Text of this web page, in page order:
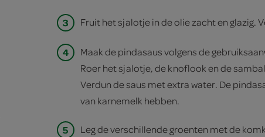
3 Fruit het sjalotje in de olie zacht en glazig.
4
Maak de pindasaus volgens de
Roer het sjalotje, de knoflook en de
Verdun de saus met extra water. De
van karnemelk hebben.
5
Leg de verschillende groenten met de